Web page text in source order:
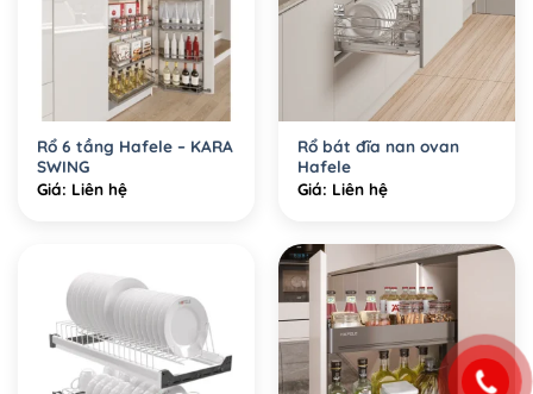
Rổ 6 tầng Hafele – KARA
SWING
Giá: Liên hệ
Rổ bát đĩa nan ovan
Hafele
Giá: Liên hệ